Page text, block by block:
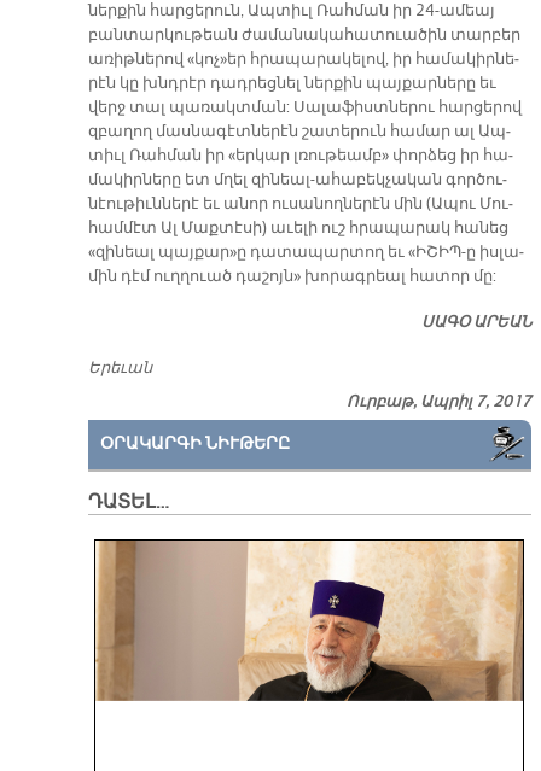
ներ­քին հար­ցե­րուն, Ապ­տիւլ Ռահ­ման իր 24-ա­մեայ
բան­տար­կու­թեան ժա­մա­նա­կա­հա­տուա­ծին տար­բեր
ա­ռիթ­նե­րով «կոչ»եր հրա­պա­րա­կե­լով, իր հա­մա­կիր­նե­
րէն կը խնդրէր դադ­րեց­նել ներ­քին պայ­քար­նե­րը եւ
վերջ տալ պա­ռակտ­ման: Սա­լա­ֆիստ­նե­րու հար­ցե­րով
զբա­ղող մաս­նա­գէտ­նե­րէն շա­տե­րուն հա­մար ալ Ապ­
տիւլ Ռահ­ման իր «եր­կար լռու­թեամբ» փոր­ձեց իր հա­
մա­կիր­նե­րը ետ մղել զի­նեալ-ա­հա­բեկ­չա­կան գոր­ծու­
նէու­թիւն­նե­րէ եւ ա­նոր ու­սա­նող­նե­րէն մին (Ա­պու Մու­
համ­մէտ Ալ Մաք­տէ­սի) ա­ւե­լի ուշ հրա­պա­րակ հա­նեց
«զի­նեալ պայ­քար»ը դա­տա­պար­տող եւ «Ի­ՇԻՊ-ը իս­լա­
մին դէմ ուղ­ղուած դա­շոյն» խորագրեալ հա­տոր մը:
ՍԱԳՕ ԱՐԵԱՆ
Ե­րե­ւան
Ուրբաթ, Ապրիլ 7, 2017
ՕՐԱԿԱՐԳԻ ՆԻՒԹԵՐԸ
ԴԱՏԵԼ…